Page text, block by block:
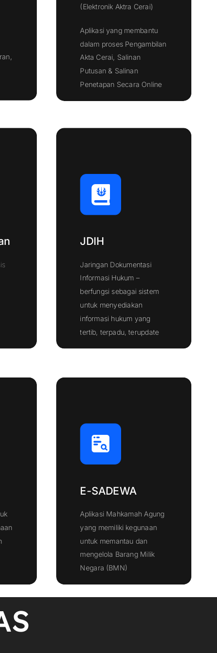
(Elektronik Aktra Cerai)
Aplikasi yang membantu
dalam proses Pengambilan
Akta Cerai, Salinan
Putusan & Salinan
Penetapan Secara Online
JDIH
Jaringan Dokumentasi
Informasi Hukum –
berfungsi sebagai sistem
untuk menyediakan
informasi hukum yang
tertib, terpadu, terupdate
Klik Disini
E-SADEWA
Aplikasi Mahkamah Agung
yang memiliki kegunaan
untuk memantau dan
mengelola Barang Milik
Negara (BMN)
Klik Disini